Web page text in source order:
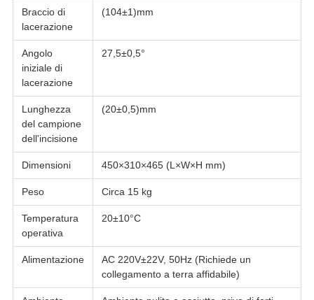
Braccio di
lacerazione
(104±1)mm
Angolo
iniziale di
lacerazione
27,5±0,5°
Lunghezza
del campione
dell'incisione
(20±0,5)mm
Dimensioni 450×310×465 (L×W×H mm)
Peso Circa 15 kg
Temperatura
operativa
20±10°C
Alimentazione
AC 220V±22V, 50Hz (Richiede un
collegamento a terra affidabile)